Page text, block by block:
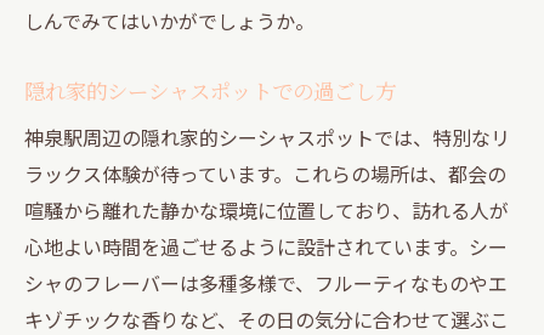
しんでみてはいかがでしょうか。
隠れ家的シーシャスポットでの過ごし方
神泉駅周辺の隠れ家的シーシャスポットでは、特別なリ
ラックス体験が待っています。これらの場所は、都会の
喧騒から離れた静かな環境に位置しており、訪れる人が
心地よい時間を過ごせるように設計されています。シー
シャのフレーバーは多種多様で、フルーティなものやエ
キゾチックな香りなど、その日の気分に合わせて選ぶこ